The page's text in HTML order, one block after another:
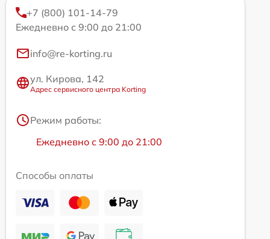
+7 (800) 101-14-79
Ежедневно с 9:00 до 21:00
info@re-korting.ru
ул. Кирова, 142
Адрес сервисного центра Korting
Режим работы:
Ежедневно с 9:00 до 21:00
Способы оплаты